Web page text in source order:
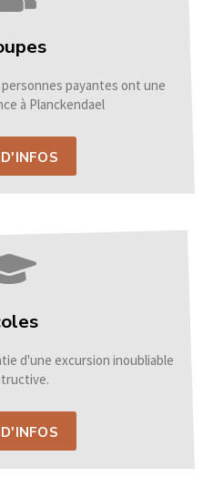
payantes ont une
à Planckendael
d'une excursion inoubliable